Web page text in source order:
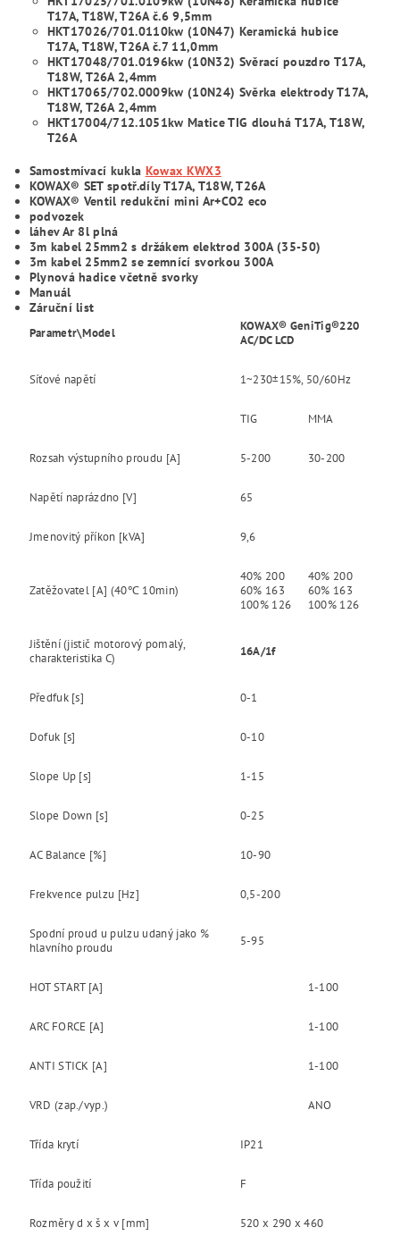
T17A, T18W, T26A č.6 9,5mm
HKT17026/701.0110kw (10N47) Keramická hubice
T17A, T18W, T26A č.7 11,0mm
HKT17048/701.0196kw (10N32) Svěrací pouzdro T17A,
T18W, T26A 2,4mm
HKT17065/702.0009kw (10N24) Svěrka elektrody T17A,
T18W, T26A 2,4mm
HKT17004/712.1051kw Matice TIG dlouhá T17A, T18W,
T26A
Samostmívací kukla Kowax KWX3
KOWAX® SET spotř.díly T17A, T18W, T26A
KOWAX® Ventil redukční mini Ar+CO2 eco
podvozek
láhev Ar 8l plná
3m kabel 25mm2 s držákem elektrod 300A (35-50)
3m kabel 25mm2 se zemnící svorkou 300A
Plynová hadice včetně svorky
Manuál
Záruční list
Parametr\Model KOWAX® GeniTig®220
AC/DC LCD
Síťové napětí 1~230±15%, 50/60Hz
TIG MMA
Rozsah výstupního proudu [A] 5-200 30-200
Napětí naprázdno [V] 65
Jmenovitý příkon [kVA] 9,6
Zatěžovatel [A] (40℃ 10min)
40% 200
60% 163
100% 126
40% 200
60% 163
100% 126
Jištění (jistič motorový pomalý,
charakteristika C)
16A/1f
Předfuk [s] 0-1
Dofuk [s] 0-10
Slope Up [s] 1-15
Slope Down [s] 0-25
AC Balance [%] 10-90
Frekvence pulzu [Hz] 0,5-200
Spodní proud u pulzu udaný jako %
hlavního proudu
5-95
HOT START [A] 1-100
ARC FORCE [A] 1-100
ANTI STICK [A] 1-100
VRD (zap./vyp.) ANO
Třída krytí IP21
Třída použití F
Rozměry d x š x v [mm] 520 x 290 x 460